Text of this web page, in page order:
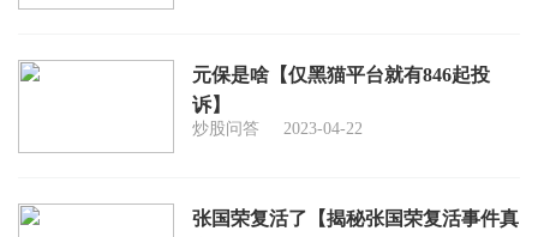
元保是啥【仅黑猫平台就有846起投
诉】
炒股问答 2023-04-22
张国荣复活了【揭秘张国荣复活事件真